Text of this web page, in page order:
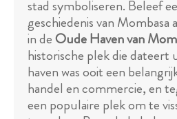
stad symboliseren. Beleef
geschiedenis van
in deOude Haven van
historische plek die dateert
haven was ooit een
handel en commercie, en
een populaire plek om te